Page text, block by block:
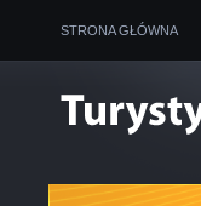
STRONA GŁÓWNA